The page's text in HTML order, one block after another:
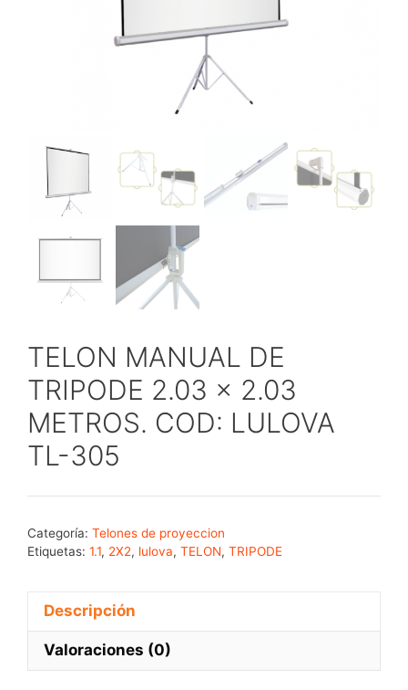
TELON MANUAL DE
TRIPODE 2.03 x 2.03
METROS. COD: LULOVA
TL-305
Categoría: Telones de proyeccion
Etiquetas: 1.1, 2X2, lulova, TELON, TRIPODE
Descripción
Valoraciones (0)